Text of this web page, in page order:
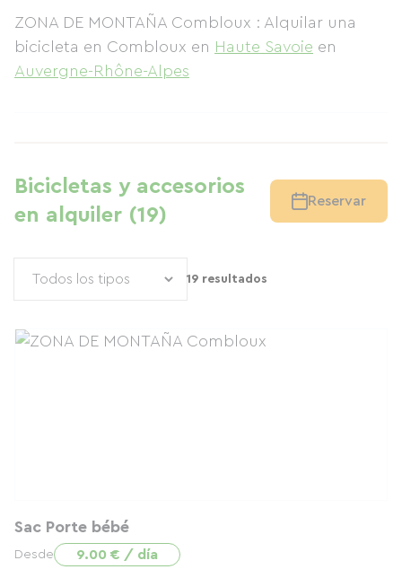
ZONA DE MONTAÑA Combloux : Alquilar una
bicicleta en Combloux en Haute Savoie en
Auvergne-Rhône-Alpes
Bicicletas y accesorios
en alquiler (19)
Reservar
19 resultados
Sac Porte bébé
Desde 9.00 € / día